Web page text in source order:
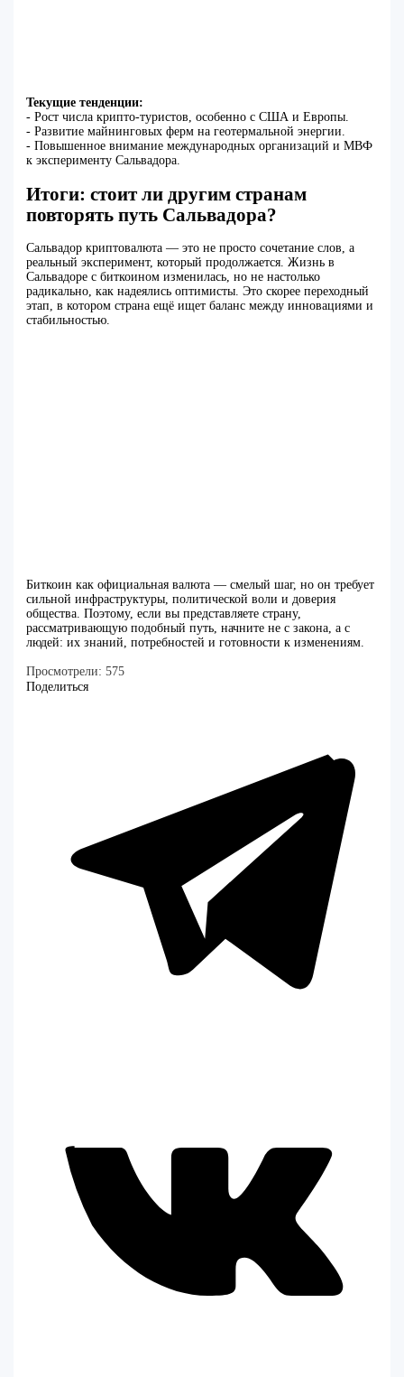
Текущие тенденции:
- Рост числа крипто-туристов, особенно с США и Европы.
- Развитие майнинговых ферм на геотермальной энергии.
- Повышенное внимание международных организаций и МВФ
к эксперименту Сальвадора.
Итоги: стоит ли другим странам
повторять путь Сальвадора?
Сальвадор криптовалюта — это не просто сочетание слов, а
реальный эксперимент, который продолжается. Жизнь в
Сальвадоре с биткоином изменилась, но не настолько
радикально, как надеялись оптимисты. Это скорее переходный
этап, в котором страна ещё ищет баланс между инновациями и
стабильностью.
Биткоин как официальная валюта — смелый шаг, но он требует
сильной инфраструктуры, политической воли и доверия
общества. Поэтому, если вы представляете страну,
рассматривающую подобный путь, начните не с закона, а с
людей: их знаний, потребностей и готовности к изменениям.
Просмотрели: 575
Поделиться